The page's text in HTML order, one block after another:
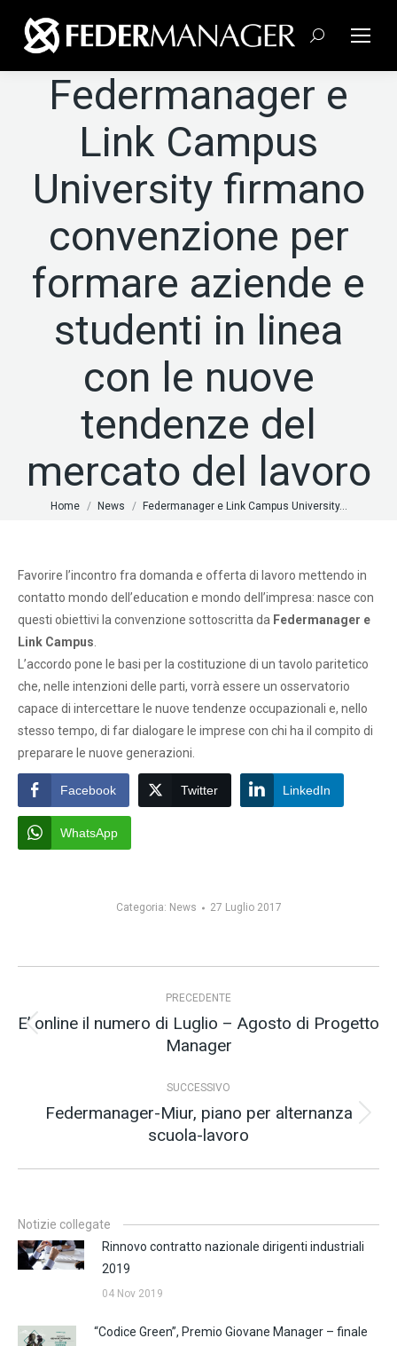
Cerca:
Federmanager e
Link Campus
University firmano
convenzione per
formare aziende e
studenti in linea
con le nuove
tendenze del
mercato del lavoro
Tu sei qui:
Home News Federmanager e Link Campus University…
Favorire l’incontro fra domanda e offerta di lavoro mettendo in
contatto mondo dell’education e mondo dell’impresa: nasce con
questi obiettivi la convenzione sottoscritta da Federmanager e
Link Campus
L’accordo pone le basi per la costituzione di un tavolo paritetico
che, nelle intenzioni delle parti, vorrà essere un osservatorio
capace di intercettare le nuove tendenze occupazionali e, nello
stesso tempo, di far dialogare le imprese con chi ha il compito di
preparare le nuove generazioni.
Facebook Twitter LinkedIn
WhatsApp
Categoria: News 27 Luglio 2017
tra
i
PRECEDENTE
Post
precedente:
E’ online il numero di Luglio – Agosto di Progetto
Manager
SUCCESSIVO
Prossimo
post:
Federmanager-Miur, piano per alternanza
scuola-lavoro
Notizie collegate
Rinnovo contratto nazionale dirigenti industriali
2019
04 Nov 2019
“Codice Green”, Premio Giovane Manager – finale